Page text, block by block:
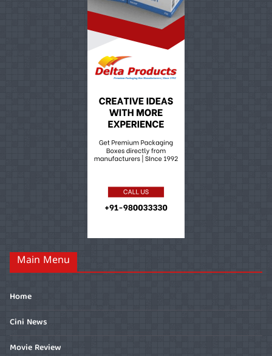
Main Menu
Home
Cini News
Movie Review